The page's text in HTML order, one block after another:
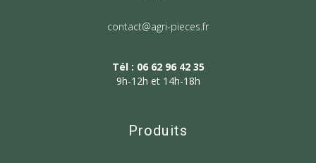
contact@agri-pieces.fr
Tél : 06 62 96 42 35
9h-12h et 14h-18h
Produits